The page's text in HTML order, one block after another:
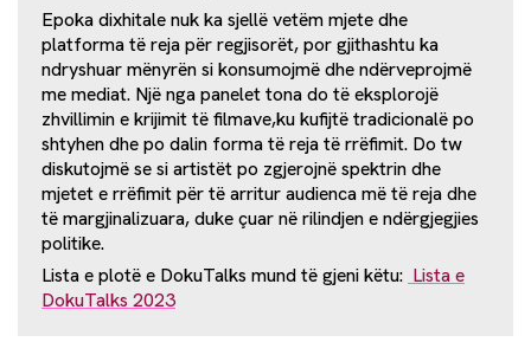
Epoka dixhitale nuk ka sjellë vetëm mjete dhe
platforma të reja për regjisorët, por gjithashtu ka
ndryshuar mënyrën si konsumojmë dhe ndërveprojmë
me mediat. Një nga panelet tona do të eksplorojë
zhvillimin e krijimit të filmave,ku kufijtë tradicionalë po
shtyhen dhe po dalin forma të reja të rrëfimit. Do tw
diskutojmë se si artistët po zgjerojnë spektrin dhe
mjetet e rrëfimit për të arritur audienca më të reja dhe
të margjinalizuara, duke çuar në rilindjen e ndërgjegjies
politike.
Lista e plotë e DokuTalks mund të gjeni këtu: Lista e
DokuTalks 2023